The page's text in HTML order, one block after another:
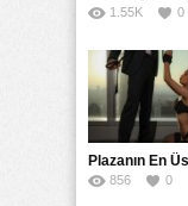
1.55K 0
856 0